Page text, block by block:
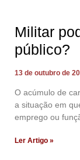
Militar
público?
13 de outubro de
O acúmulo de
a situação em
emprego ou
Ler Artigo »